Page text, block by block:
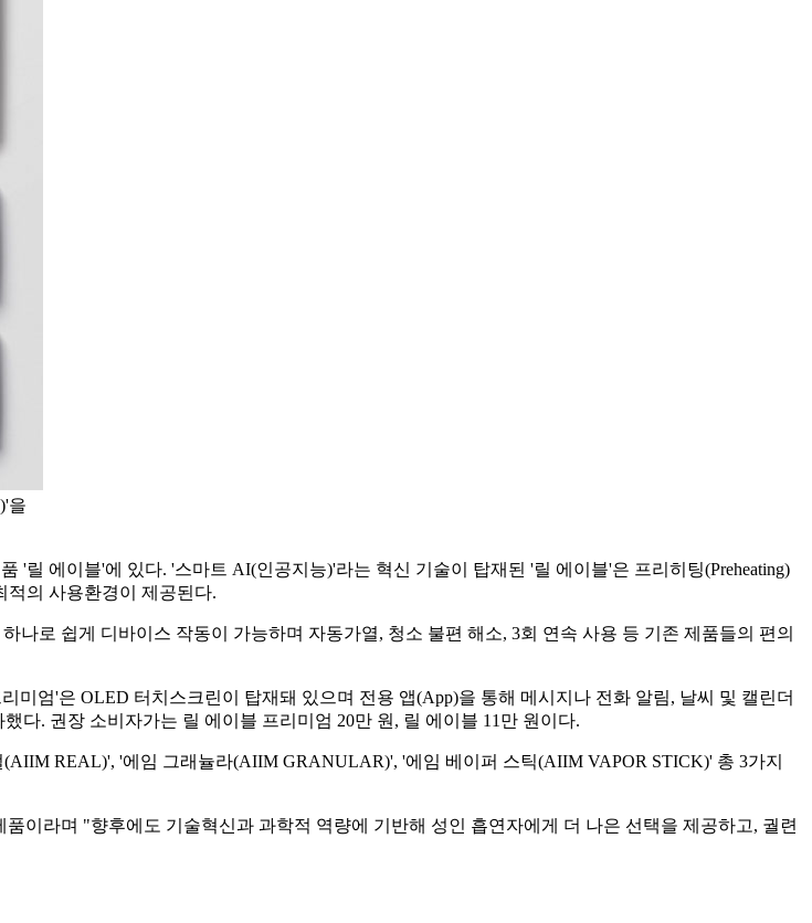
을
릴 에이블'에 있다. '스마트 AI(인공지능)'라는 혁신 기술이 탑재된 '릴 에이블'은 프리히팅(Preheating)
적의 사용환경이 제공된다.
로 쉽게 디바이스 작동이 가능하며 자동가열, 청소 불편 해소, 3회 연속 사용 등 기존 제품들의 편의
미엄'은 OLED 터치스크린이 탑재돼 있으며 전용 앱(App)을 통해 메시지나 전화 알림, 날씨 및 캘린더
다. 권장 소비자가는 릴 에이블 프리미엄 20만 원, 릴 에이블 11만 원이다.
REAL)', '에임 그래뉼라(AIIM GRANULAR)', '에임 베이퍼 스틱(AIIM VAPOR STICK)' 총 3가지
이라며 "향후에도 기술혁신과 과학적 역량에 기반해 성인 흡연자에게 더 나은 선택을 제공하고, 궐련